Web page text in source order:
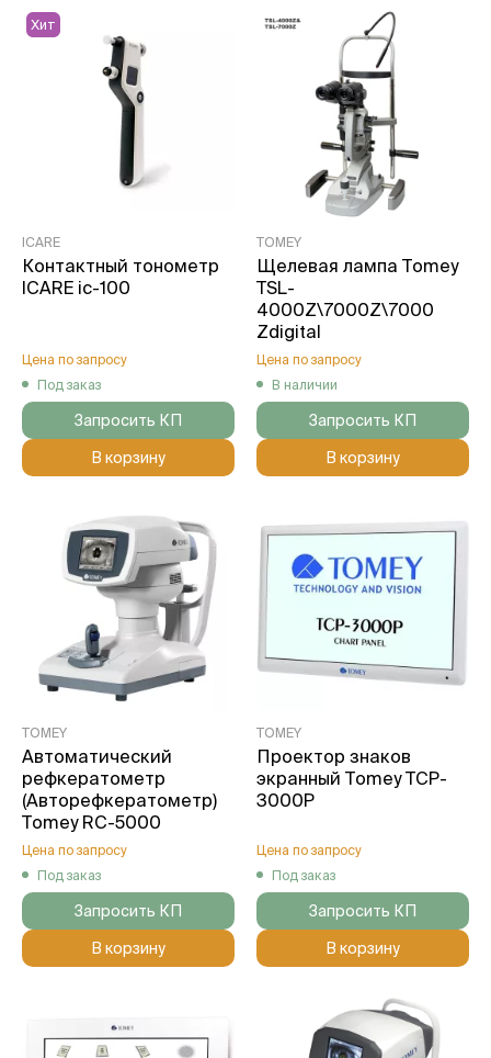
ICARE
Контактный тонометр
ICARE ic-100
Цена по запросу
Под заказ
Хит
Запросить КП
В корзину
TOMEY
Щелевая лампа Tomey
TSL-
4000Z\7000Z\7000
Zdigital
Цена по запросу
В наличии
Запросить КП
В корзину
TOMEY
Автоматический
рефкератометр
(Авторефкератометр)
Tomey RC-5000
Цена по запросу
Под заказ
Запросить КП
В корзину
TOMEY
Проектор знаков
экранный Tomey TCP-
3000P
Цена по запросу
Под заказ
Запросить КП
В корзину